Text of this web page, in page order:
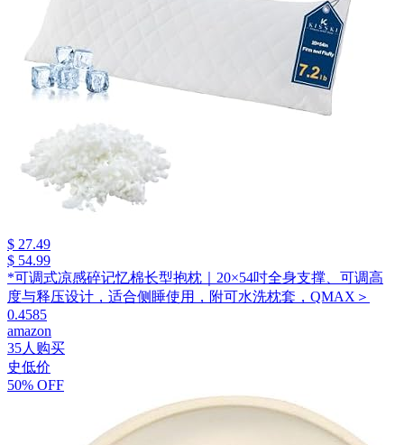
$ 27.49
$ 54.99
*可调式凉感碎记忆棉长型抱枕｜20×54吋全身支撑、可调高
度与释压设计，适合侧睡使用，附可水洗枕套，QMAX＞
0.4585
amazon
35人购买
史低价
50% OFF